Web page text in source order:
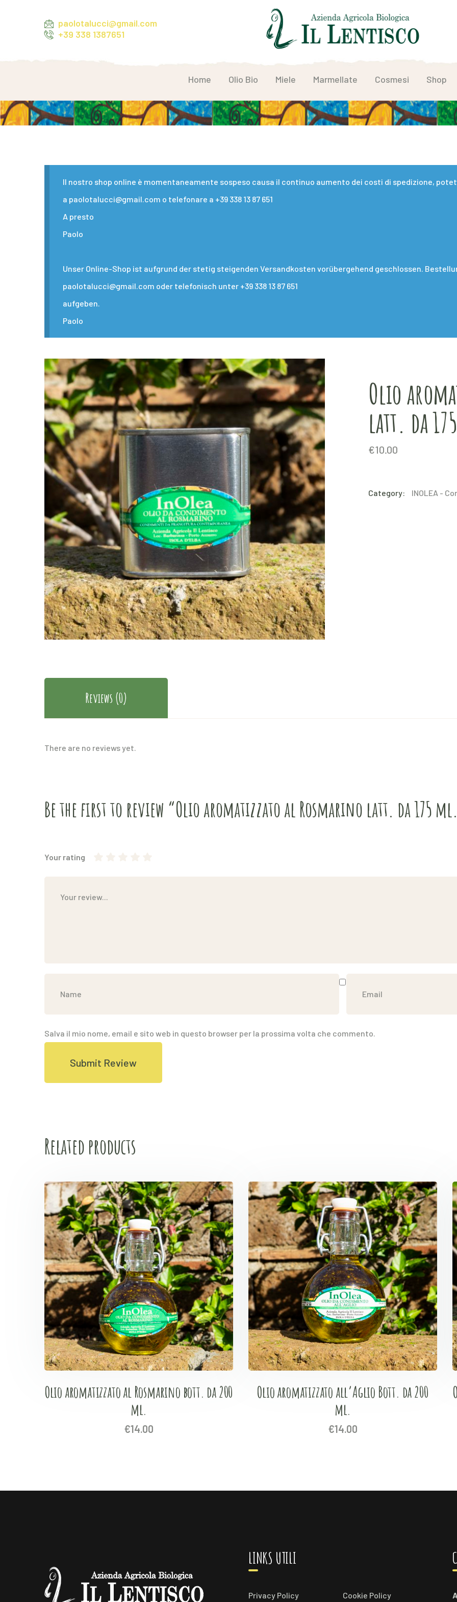
paolotalucci@gmail.com
+39 338 1387651
Home Olio Bio Miele Marmellate Cosmesi Shop
Il nostro shop online è momentaneamente sospeso causa il continuo aumento dei costi di spedizione,
a paolotalucci@gmail.com o telefonare a +39 338 13 87 651
A presto
Paolo
Unser Online-Shop ist aufgrund der stetig steigenden Versandkosten vorübergehend geschlossen.
paolotalucci@gmail.com oder telefonisch unter +39 338 13 87 651
aufgeben.
Paolo
Olio
latt. da
€10.00
Category: INOLEA -
Reviews (0)
There are no reviews yet.
Be the first to review “Olio aromatizzato al Rosmarino latt. da 175
Your rating
Salva il mio nome, email e sito web in questo browser per la prossima volta che commento.
Related products
Olio aromatizzato al Rosmarino bott. da 200
ml.
€14.00
Olio aromatizzato all’Aglio Bott. da 200
ml.
€14.00
LINKS UTILI
Privacy Policy Cookie Policy